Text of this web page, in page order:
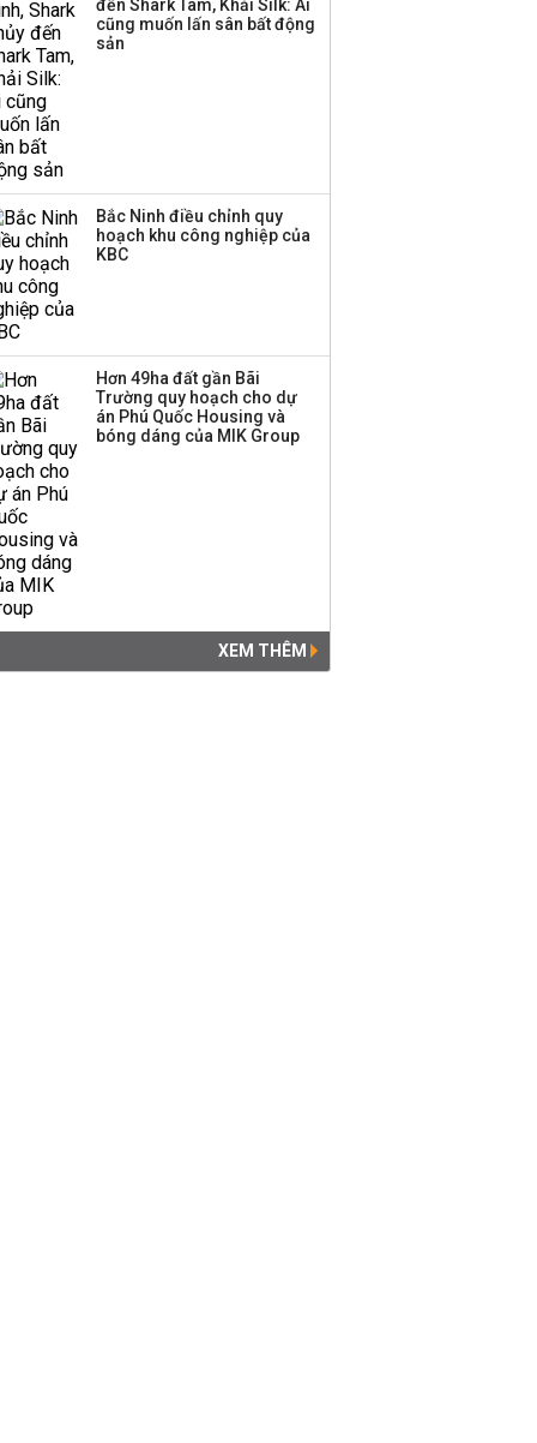
Thị trường thường
đến Shark Tam, Khải Silk: Ai
cũng muốn lấn sân bất động
sản
Bắc Ninh điều chỉnh quy
hoạch khu công nghiệp của
KBC
Hơn 49ha đất gần Bãi
Trường quy hoạch cho dự
án Phú Quốc Housing và
bóng dáng của MIK Group
XEM THÊM